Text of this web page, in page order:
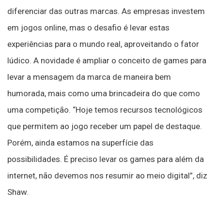
diferenciar das outras marcas. As empresas investem
em jogos online, mas o desafio é levar estas
experiências para o mundo real, aproveitando o fator
lúdico. A novidade é ampliar o conceito de games para
levar a mensagem da marca de maneira bem
humorada, mais como uma brincadeira do que como
uma competição. “Hoje temos recursos tecnológicos
que permitem ao jogo receber um papel de destaque.
Porém, ainda estamos na superfície das
possibilidades. É preciso levar os games para além da
internet, não devemos nos resumir ao meio digital”, diz
Shaw.